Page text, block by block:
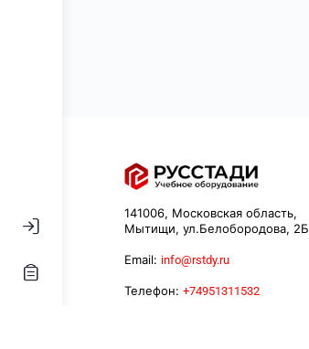
141006, Московская область,
Мытищи, ул.Белобородова, 2Б
Email: info@rstdy.ru
Телефон: +74951311532